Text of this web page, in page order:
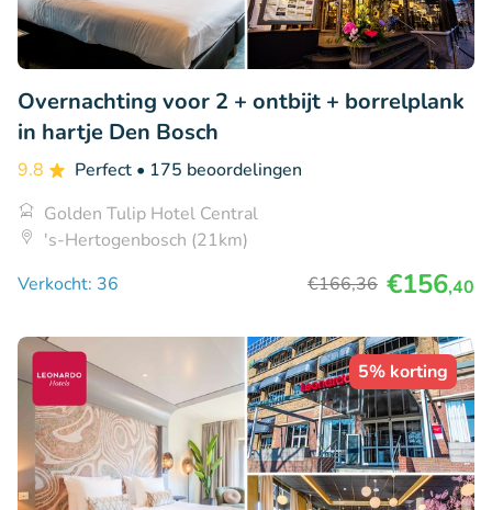
Overnachting voor 2 + ontbijt + borrelplank
in hartje Den Bosch
9.8 Perfect • 175 beoordelingen
Golden Tulip Hotel Central
's-Hertogenbosch (21km)
Verkocht: 36
€166,36 €156,40
5% korting